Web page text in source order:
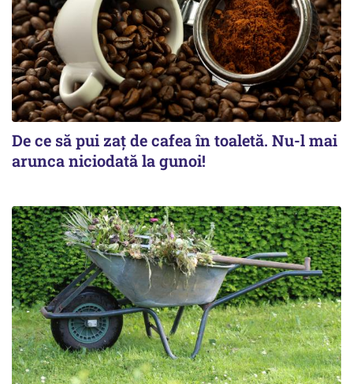
De ce să pui zaț de cafea în toaletă. Nu-l mai
arunca niciodată la gunoi!